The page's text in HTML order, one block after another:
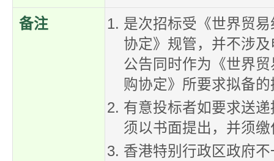
备注
是次招标受《世界贸
协定》规管，并不涉
公告同时作为《世界
购协定》所要求拟备
有意投标者如要求送
须以书面提出，并须
香港特别行政区政府